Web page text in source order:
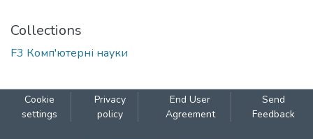
Collections
F3 Комп'ютерні науки
Cookie
settings
Privacy
policy
End User
Agreement
Send
Feedback